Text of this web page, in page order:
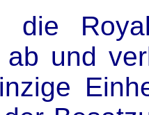
die
ab und